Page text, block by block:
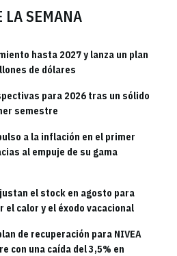
LA SEMANA
hasta 2027 y lanza un plan
de dólares
para 2026 tras un sólido
semestre
a la inflación en el primer
al empuje de su gama
el stock en agosto para
calor y el éxodo vacacional
de recuperación para NIVEA
con una caída del 3,5% en